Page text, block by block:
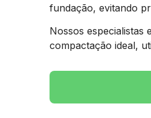
fundação, evitando
Nossos
compactação ideal,